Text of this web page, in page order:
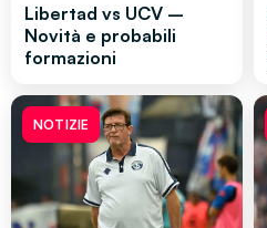
Libertad vs UCV –
Novità e probabili
formazioni
NOTIZIE